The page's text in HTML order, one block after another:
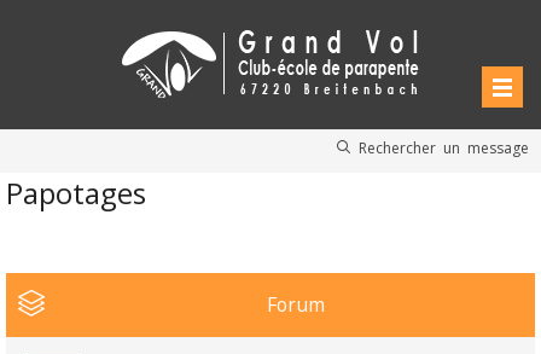
Rechercher un message
Papotages
Forum